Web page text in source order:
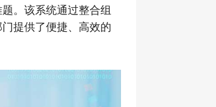
。该系统通过整合组
提供了便捷、高效的